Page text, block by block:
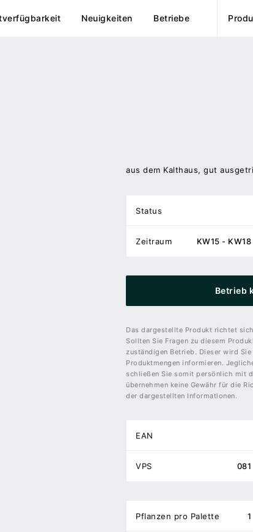
Neuigkeiten Betriebe
aus dem Kalthaus, gut
Status
Zeitraum KW15 - KW18
Betrieb
Das dargestellte Produkt richtet
Sollten Sie Fragen zu diesem
zuständigen Betrieb. Dieser wird
Produktmengen informieren.
schließen Sie somit persönlich mit
übernehmen keine Gewähr für die
der dargestellten Informationen.
EAN
VPS 081
Pflanzen pro Palette 1